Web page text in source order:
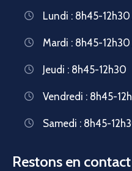
Lundi : 8h45-
Mardi : 8h45-
Jeudi : 8h45-12h30
Vendredi : 8h45-
Samedi : 8h45-
Restons en